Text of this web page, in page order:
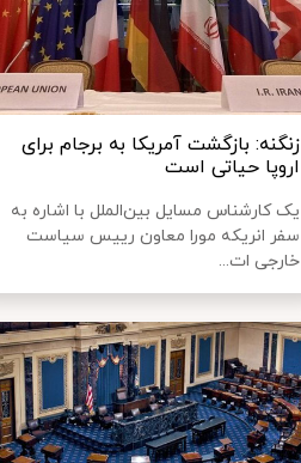
زنگنه: بازگشت آمریکا به برجام برای
اروپا حیاتی است
یک کارشناس مسایل بین‌الملل با اشاره به
سفر انریکه مورا معاون رییس سیاست
خارجی ات...